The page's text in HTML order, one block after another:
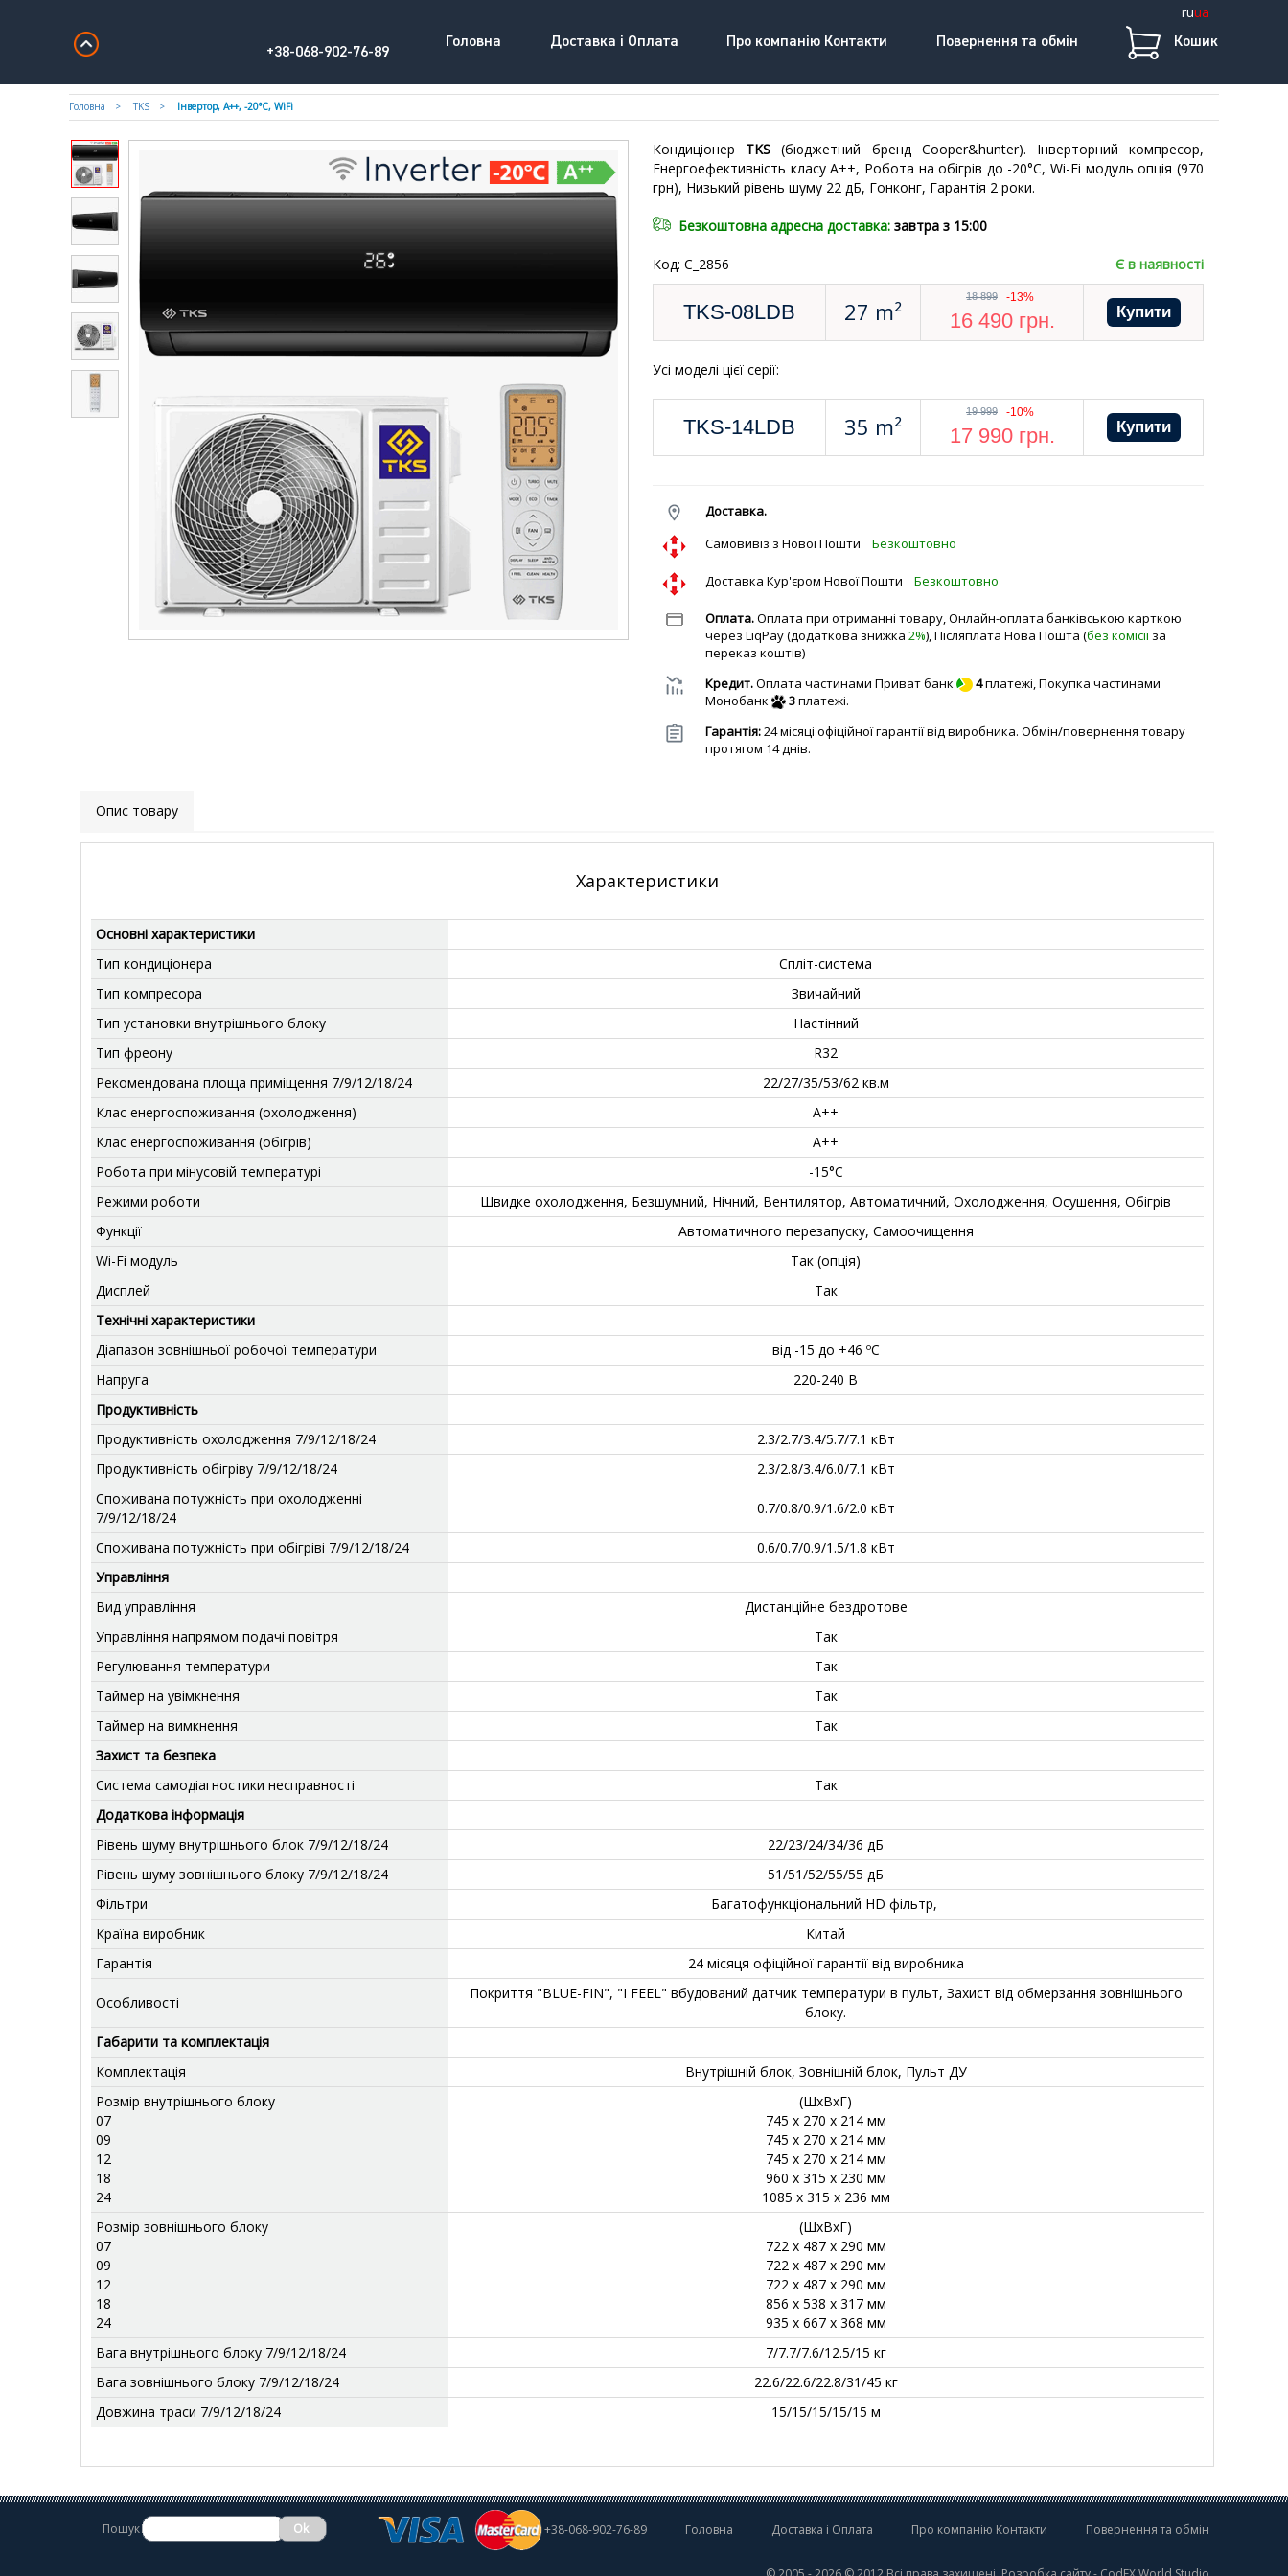
ruua
+38-068-902-76-89
Головна Доставка і Оплата Про компанію Контакти Повернення та обмін Кошик
Головна TKS Інвертор, А++, -20°С, WiFi
Кондиціонер TKS (бюджетний бренд Сooper&hunter). Інверторний компресор,
Енергоефективність класу А++, Робота на обігрів до -20°С, Wi-Fi модуль опція (970
грн), Низький рівень шуму 22 дБ, Гонконг, Гарантія 2 роки.
Безкоштовна адресна доставка: завтра з 15:00
Код: C_2856 Є в наявності
TKS-08LDB 27 m²
18 899 -13%
16 490 грн.
Усі моделі цієї серії:
TKS-14LDB 35 m²
19 999 -10%
17 990 грн.
Доставка.
Cамовивіз з Нової Пошти
Безкоштовно
Доставка Кур'єром Нової Пошти Безкоштовно
Оплата.Оплата при отриманні товару, Онлайн-оплата банківською карткою
через LiqPay (додаткова знижка 2%), Післяплата Нова Пошта (без комісіїза
переказ коштів)
Кредит.Оплата частинами Приват банк 4платежі,Покупка частинами
Монобанк
3платежі.
Гарантія:24 місяці офіційної гарантії від виробника. Обмін/повернення товару
протягом 14 днів.
Опис товару
Характеристики
Основні характеристики
Тип кондиціонера
Спліт-система
Тип компресора
Звичайний
Тип установки внутрішнього блоку
‎Настінний
Тип фреону
‎R32
Рекомендована площа приміщення 7/9/12/18/24
‎22/27/35/53/62 кв.м
Клас енергоспоживання (охолодження)
А++
Клас енергоспоживання (обігрів)
А++
Робота при мінусовій температурі
‎-15°C
Режими роботи
‎Швидке охолодження, Безшумний, Нічний, Вентилятор, Автоматичний, Охолодження, Осушення, Обігрів
Функції
‎Автоматичного перезапуску, Самоочищення
Wi-Fi модуль
Так (опція)
Дисплей
‎Так
Технічні характеристики
Діапазон зовнішньої робочої температури
від -15 до +46 ºС
Напруга
220-240 В
Продуктивність
Продуктивність охолодження 7/9/12/18/24
2.3/2.7/3.4/5.7/7.1 кВт
Продуктивність обігріву 7/9/12/18/24
2.3/2.8/3.4/6.0/7.1 кВт
Споживана потужність при охолодженні
7/9/12/18/24
0.7/0.8/0.9/1.6/2.0 кВт
Споживана потужність при обігріві 7/9/12/18/24
0.6/0.7/0.9/1.5/1.8 кВт
Управління
Вид управління
Дистанційне бездротове
Управління напрямом подачі повітря
Так
Регулювання температури
Так
Таймер на увімкнення
Так
Таймер на вимкнення
Так
Захист та безпека
Система самодіагностики несправності
Так
Додаткова інформація
Рівень шуму внутрішнього блок 7/9/12/18/24
22/23/24/34/36 дБ
Рівень шуму зовнішнього блоку 7/9/12/18/24
51/51/52/55/55 дБ
Фільтри
Багатофункціональний HD фільтр,
Країна виробник
Китай
Гарантія
24 місяця офіційної гарантії від виробника
Особливості
Покриття "BLUE-FIN", "I FEEL" вбудований датчик температури в пульт, Захист від обмерзання зовнішнього
блоку.
Габарити та комплектація
Комплектація
Внутрішній блок, Зовнішній блок, Пульт ДУ
Розмір внутрішнього блоку
07
09
12
18
24
(ШхВхГ)
745 x 270 x 214 мм
745 x 270 x 214 мм
745 x 270 x 214 мм
960 x 315 x 230 мм
1085 x 315 x 236 мм
Розмір зовнішнього блоку
07
09
12
18
24
(ШхВхГ)
722 x 487 x 290 мм
722 x 487 x 290 мм
722 x 487 x 290 мм
856 x 538 x 317 мм
935 x 667 x 368 мм
Вага внутрішнього блоку 7/9/12/18/24
7/7.7/7.6/12.5/15 кг
Вага зовнішнього блоку 7/9/12/18/24
22.6/22.6/22.8/31/45 кг
Довжина траси 7/9/12/18/24
15/15/15/15/15 м
Пошук +38-068-902-76-89 Головна Доставка і Оплата Про компанію Контакти Повернення та обмін